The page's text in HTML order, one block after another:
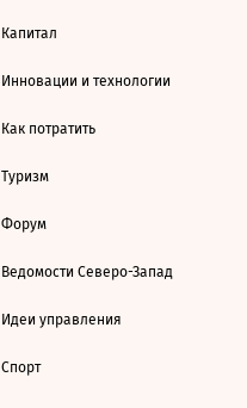
Капитал
Инновации и технологии
Как потратить
Туризм
Форум
Ведомости Северо-Запад
Идеи управления
Спорт